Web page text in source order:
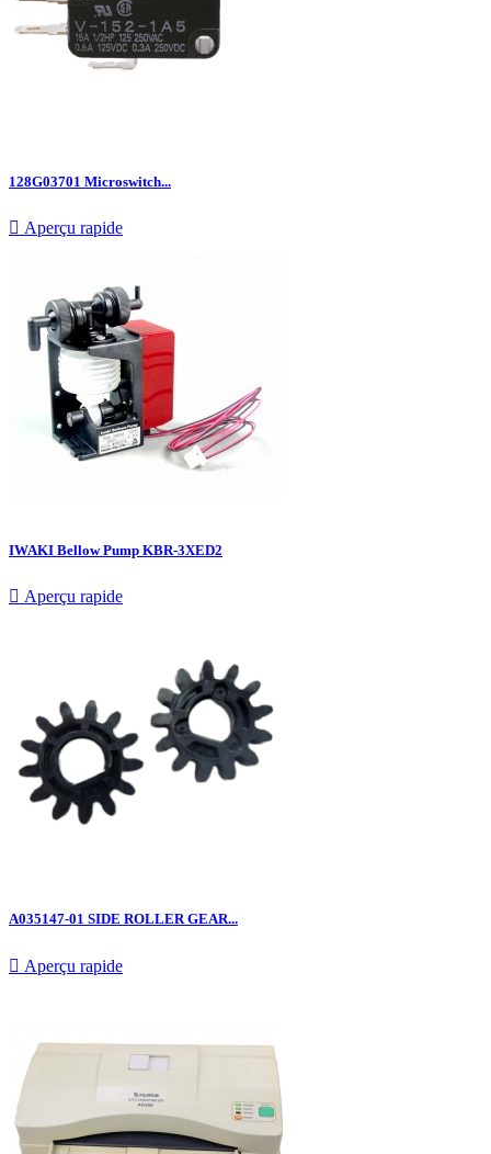
128G03701 Microswitch...
 Aperçu rapide
IWAKI Bellow Pump KBR-3XED2
 Aperçu rapide
A035147-01 SIDE ROLLER GEAR...
 Aperçu rapide